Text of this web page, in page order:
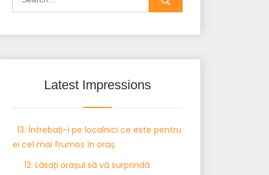
Latest Impressions
13. Întrebați-i pe localnici ce este pentru
ei cel mai frumos în oraș.
12. Lăsați orașul să vă surprindă